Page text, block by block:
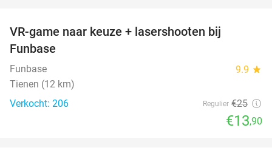
VR-game naar keuze + lasershooten bij
Funbase
Funbase 9.9 star
Tienen (12 km)
Verkocht: 206
Regulier €25
€13,90